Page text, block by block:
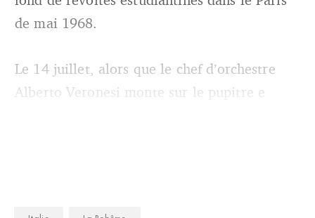
de mai 1968.
Le 14 juillet, alors que le chef d’orchestre
Alberto Veronesi monte sur le pupitre e